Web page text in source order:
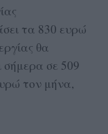
τα 830 ευρώ
θα
σήμερα σε 509
τον μήνα,